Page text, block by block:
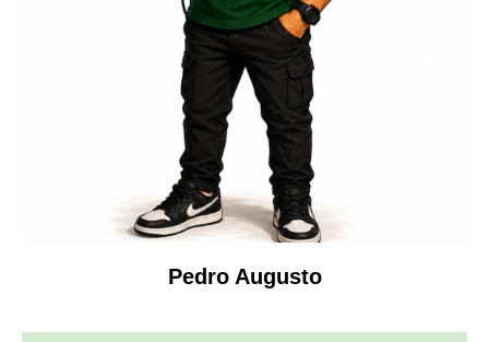
Pedro Augusto